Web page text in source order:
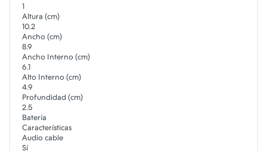
1
Altura (cm)
10.2
Ancho (cm)
8.9
Ancho Interno (cm)
6.1
Alto Interno (cm)
4.9
Profundidad (cm)
2.5
Batería
Características
Audio cable
Sí